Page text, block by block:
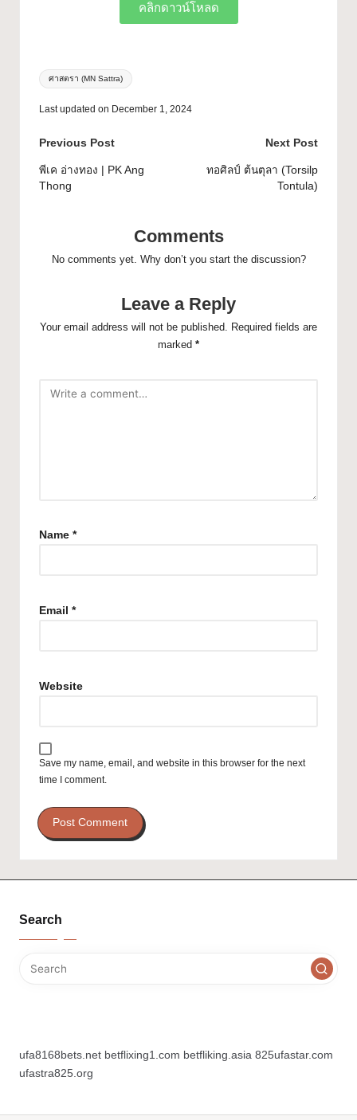
คลิกดาวน์โหลด
ศาสตรา (MN Sattra)
Last updated on December 1, 2024
Previous Post
พีเค อ่างทอง | PK Ang
Thong
Next Post
ทอศิลป์ ต้นตุลา (Torsilp
Tontula)
Comments
No comments yet. Why don’t you start the discussion?
Leave a Reply
Your email address will not be published. Required fields are
marked *
Name *
Email *
Website
Save my name, email, and website in this browser for the next
time I comment.
Search
ufa8168bets.net betflixing1.com betfliking.asia 825ufastar.com
ufastra825.org